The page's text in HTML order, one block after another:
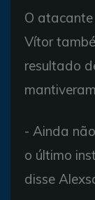
O
Vítor
resultado
- Ainda
o último
disse